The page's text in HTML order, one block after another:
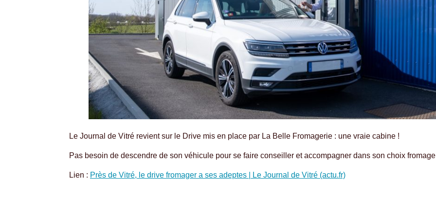
Le Journal de Vitré revient sur le Drive mis en place par La Belle Fromagerie : une vraie cabine !
Pas besoin de descendre de son véhicule pour se faire conseiller et accompagner dans son choix
Lien : Près de Vitré, le drive fromager a ses adeptes | Le Journal de Vitré (actu.fr)